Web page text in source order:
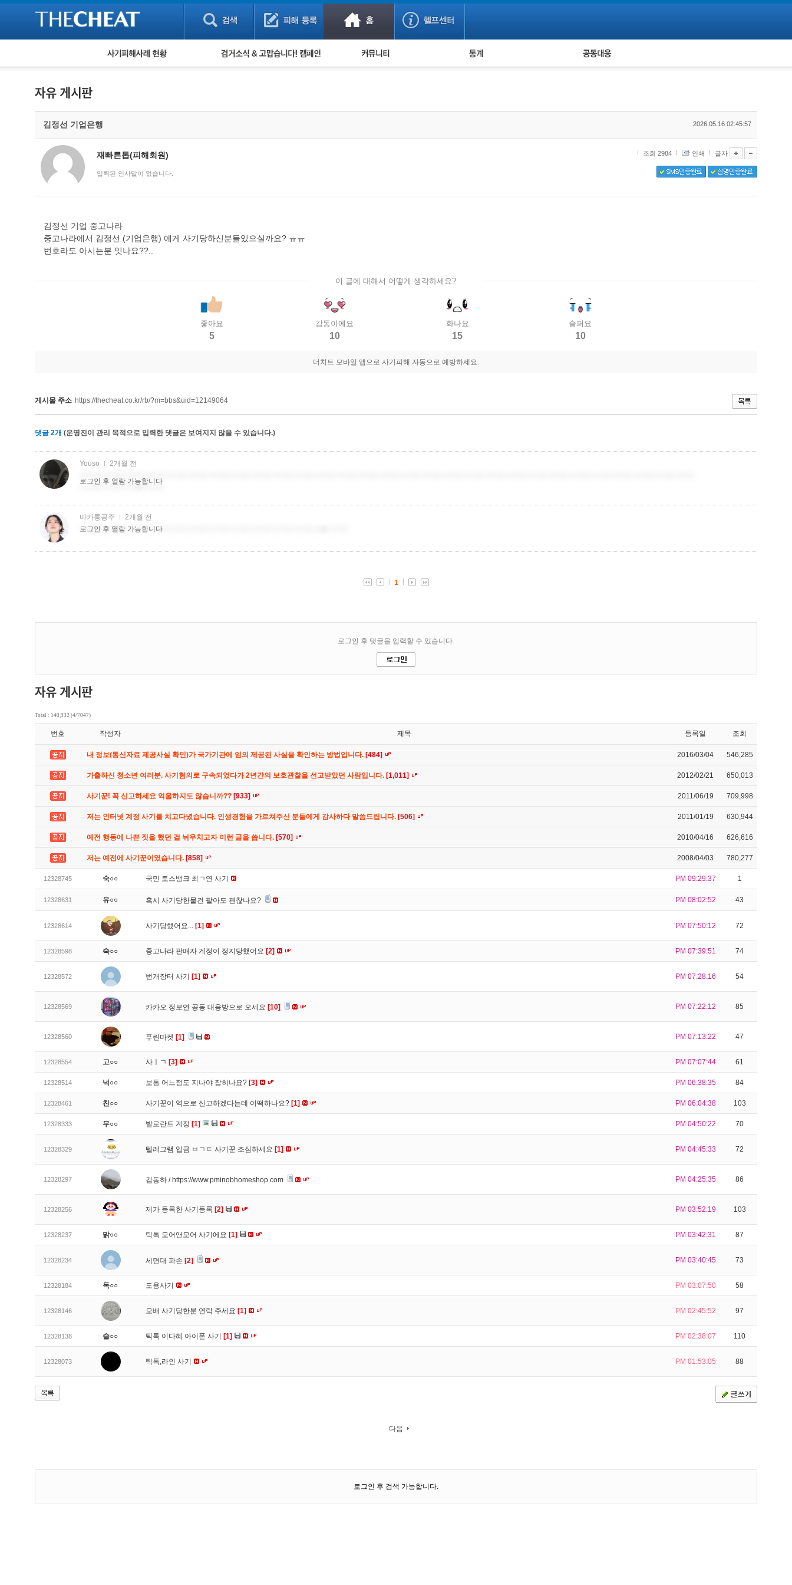
피해사례 현황
유해사이트 목록
비공개 피해사례
워킹홀리데이 피해사례
검거 소식 사기 예방했어요! 누적 피해사례 통계 피해자 공동대응
김정선 기업은행 2026.05.16 02:45:57
재빠른톱(피해회원)
입력된 인사말이 없습니다.
조회 2984 인쇄 글자
김정선 기업 중고나라
중고나라에서 김정선 (기업은행) 에게 사기당하신분들있으실까요? ㅠㅠ
번호라도 아시는분 잇나요??..
이 글에 대해서 어떻게 생각하세요?
좋아요
5
감동이에요
10
화나요
15
슬퍼요
10
더치트 모바일 앱으로 사기피해 자동으로 예방하세요.
게시물 주소 https://thecheat.co.kr/rb/?m=bbs&uid=12149064
댓글 2개 (운영진이 관리 목적으로 입력한 댓글은 보여지지 않을 수 있습니다.)
Total : 140,932 (4/7047)
번호 작성자 제목 등록일 조회
내 정보(통신자료 제공사실 확인)가 국가기관에 임의 제공된 사실을 확인하는 방법입니다. [484] 2016/03/04 546,285
가출하신 청소년 여러분. 사기혐의로 구속되었다가 2년간의 보호관찰을 선고받았던 사람입니다. [1,011] 2012/02/21 650,013
사기꾼! 꼭 신고하세요 억울하지도 않습니까?? [933] 2011/06/19 709,998
저는 인터넷 계정 사기를 치고다녔습니다. 인생경험을 가르쳐주신 분들에게 감사하다 말씀드립니다. [506] 2011/01/19 630,944
예전 행동에 나쁜 짓을 했던 걸 뉘우치고자 이런 글을 씁니다. [570] 2010/04/16 626,616
저는 예전에 사기꾼이였습니다. [858] 2008/04/03 780,277
12328745 숙○○ 국민 토스뱅크 최ㄱ연 사기 PM 09:29:37 1
12328631 유○○ 혹시 사기당한물건 팔아도 괜찮나요? PM 08:02:52 43
12328614 사기당했어요... [1] PM 07:50:12 72
12328598 숙○○ 중고나라 판매자 계정이 정지당했어요 [2] PM 07:39:51 74
12328572 번개장터 사기 [1] PM 07:28:16 54
12328569 카카오 정보연 공동 대응방으로 오세요 [10] PM 07:22:12 85
12328560 푸린마켓 [1] PM 07:13:22 47
12328554 고○○ 사ㅣㄱ [3] PM 07:07:44 61
12328514 넉○○ 보통 어느정도 지나야 잡히나요? [3] PM 06:38:35 84
12328461 친○○ 사기꾼이 역으로 신고하겠다는데 어떡하나요? [1] PM 06:04:38 103
12328333 무○○ 발로란트 계정 [1] PM 04:50:22 70
12328329 텔레그램 입금 ㅂㄱㅌ 사기꾼 조심하세요 [1] PM 04:45:33 72
12328297 김동하 / https://www.pminobhomeshop.com PM 04:25:35 86
12328256 제가 등록한 사기등록 [2] PM 03:52:19 103
12328237 맑○○ 틱톡 모어앤모어 사기에요 [1] PM 03:42:31 87
12328234 세면대 파손 [2] PM 03:40:45 73
12328184 독○○ 도용사기 PM 03:07:50 58
12328146 모배 사기당한분 연락 주세요 [1] PM 02:45:52 97
12328138 슬○○ 틱톡 이다혜 아이폰 사기 [1] PM 02:38:07 110
12328073 틱톡,라인 사기 PM 01:53:05 88
다음
로그인 후 검색 가능합니다.